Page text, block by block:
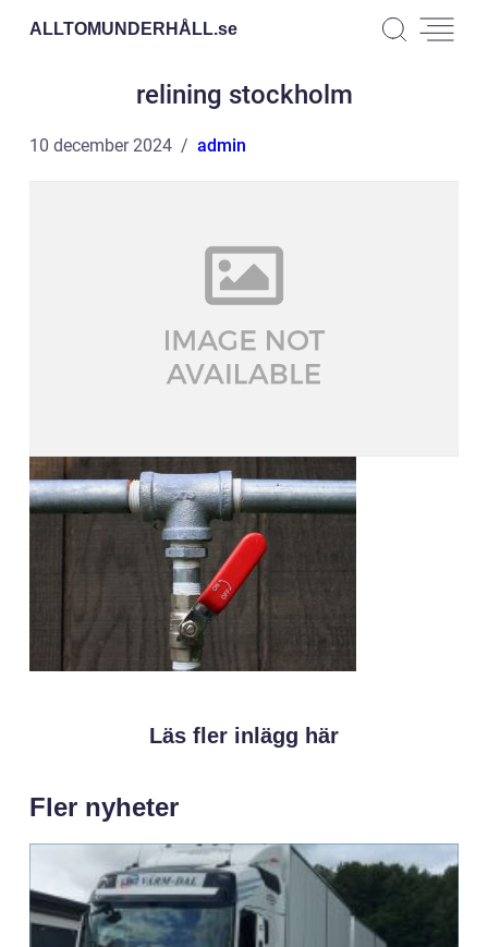
ALLTOMUNDERHÅLL.se
relining stockholm
10 december 2024 admin
Läs fler inlägg här
Fler nyheter